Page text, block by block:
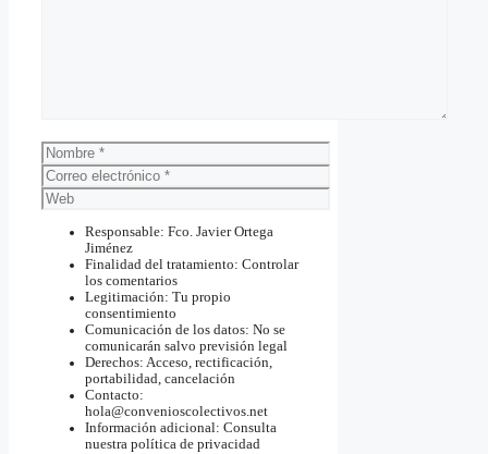
Nombre
Correo
electrónico
Web
Responsable: Fco. Javier Ortega
Jiménez
Finalidad del tratamiento: Controlar
los comentarios
Legitimación: Tu propio
consentimiento
Comunicación de los datos: No se
comunicarán salvo previsión legal
Derechos: Acceso, rectificación,
portabilidad, cancelación
Contacto:
hola@convenioscolectivos.net
Información adicional: Consulta
nuestra política de privacidad